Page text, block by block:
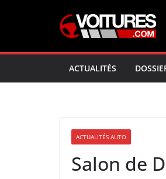
ACTUALITÉS
ACTUALITÉS AUTO
Salon de